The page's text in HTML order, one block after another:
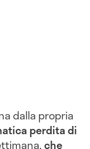
dalla propria
perdita di
che